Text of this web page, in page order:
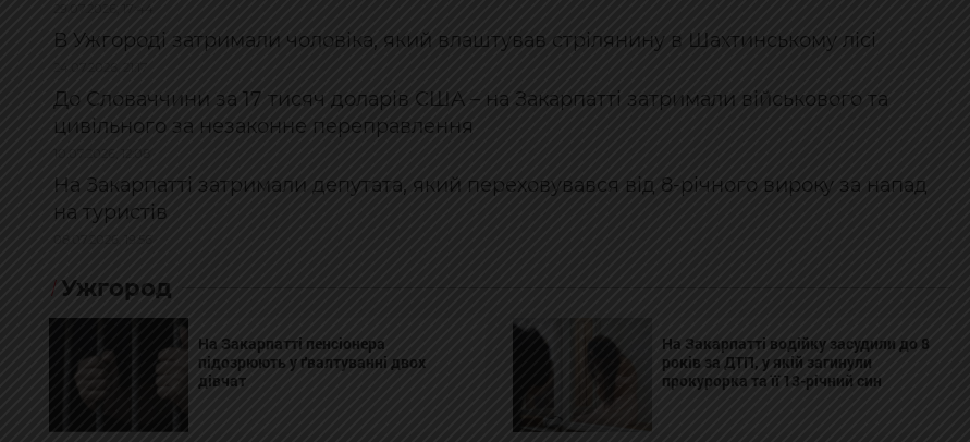
В Ужгороді затримали чоловіка, який влаштував стрілянину в Шахтинському лісі
До Словаччини за 17 тисяч доларів США – на Закарпатті затримали військового та
цивільного за незаконне переправлення
На Закарпатті затримали депутата, який переховувався від 8-річного вироку за напад
на туристів
Ужгород
На Закарпатті пенсіонера
підозрюють у ґвалтуванні двох
дівчат
На Закарпатті водійку засудили до 8
років за ДТП, у якій загинули
прокурорка та її 13-річний син